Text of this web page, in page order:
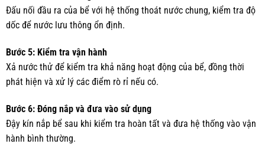
Đấu nối đầu ra của bể với hệ thống thoát nước chung, kiểm tra độ
dốc để nước lưu thông ổn định.
Bước 5: Kiểm tra vận hành
Xả nước thử để kiểm tra khả năng hoạt động của bể, đồng thời
phát hiện và xử lý các điểm rò rỉ nếu có.
Bước 6: Đóng nắp và đưa vào sử dụng
Đậy kín nắp bể sau khi kiểm tra hoàn tất và đưa hệ thống vào vận
hành bình thường.